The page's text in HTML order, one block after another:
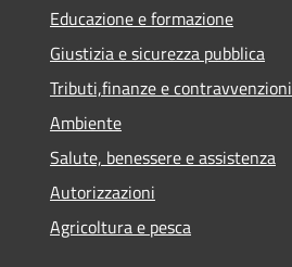
Educazione e formazione
Giustizia e sicurezza pubblica
Tributi,finanze e contravvenzioni
Ambiente
Salute, benessere e assistenza
Autorizzazioni
Agricoltura e pesca